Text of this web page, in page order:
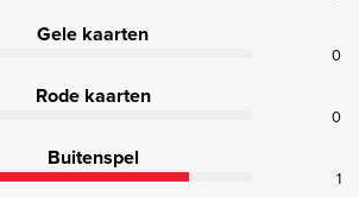
Gele kaarten
0
Rode kaarten
0
Buitenspel
1